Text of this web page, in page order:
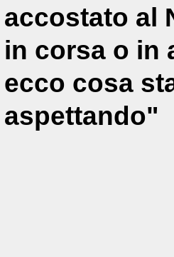
accostato al
in corsa o in
ecco cosa
aspettando"